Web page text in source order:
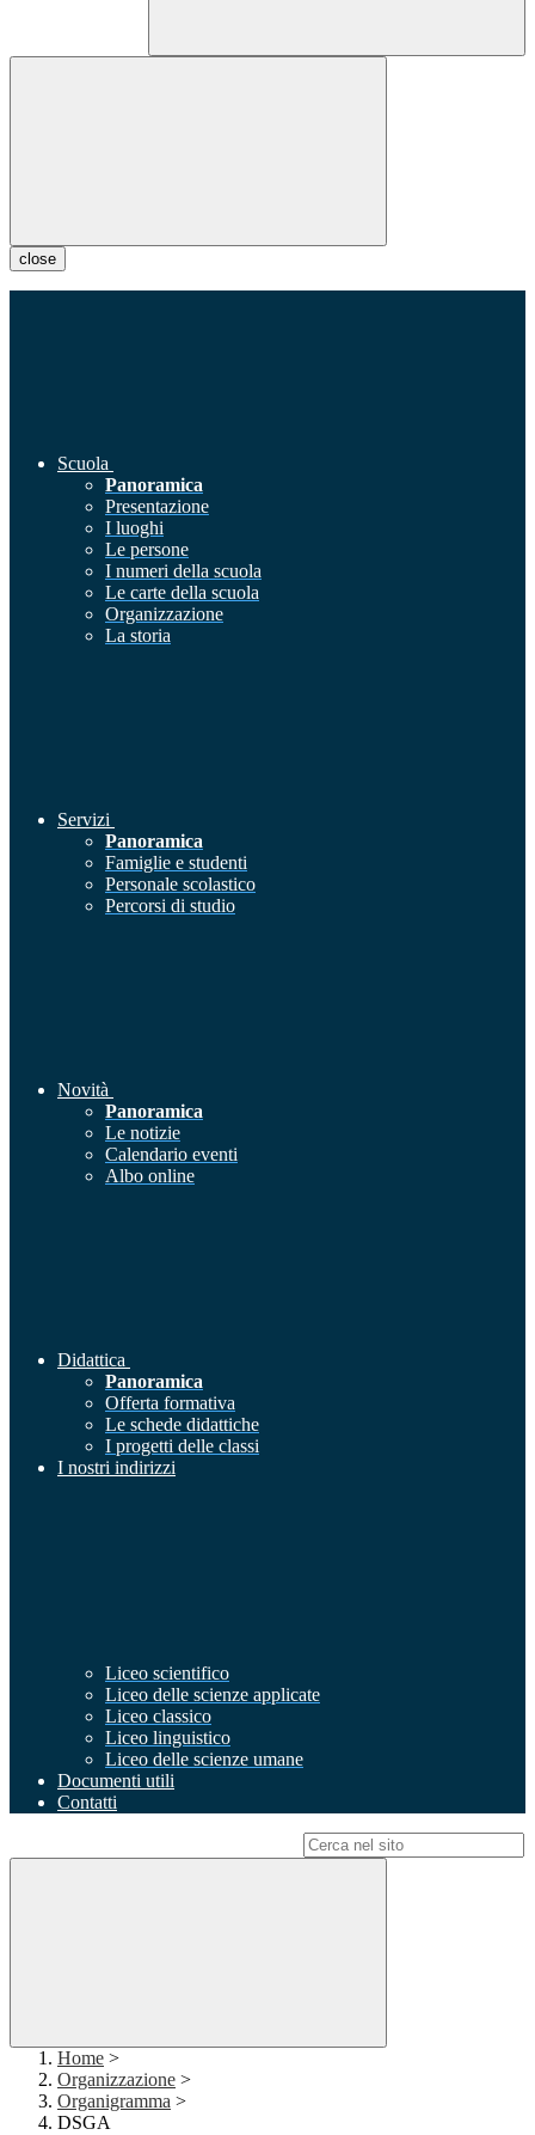
close
Scuola
Panoramica
Presentazione
I luoghi
Le persone
I numeri della scuola
Le carte della scuola
Organizzazione
La storia
Servizi
Panoramica
Famiglie e studenti
Personale scolastico
Percorsi di studio
Novità
Panoramica
Le notizie
Calendario eventi
Albo online
Didattica
Panoramica
Offerta formativa
Le schede didattiche
I progetti delle classi
I nostri indirizzi
Liceo scientifico
Liceo delle scienze applicate
Liceo classico
Liceo linguistico
Liceo delle scienze umane
Documenti utili
Contatti
Home >
Organizzazione >
Organigramma >
DSGA